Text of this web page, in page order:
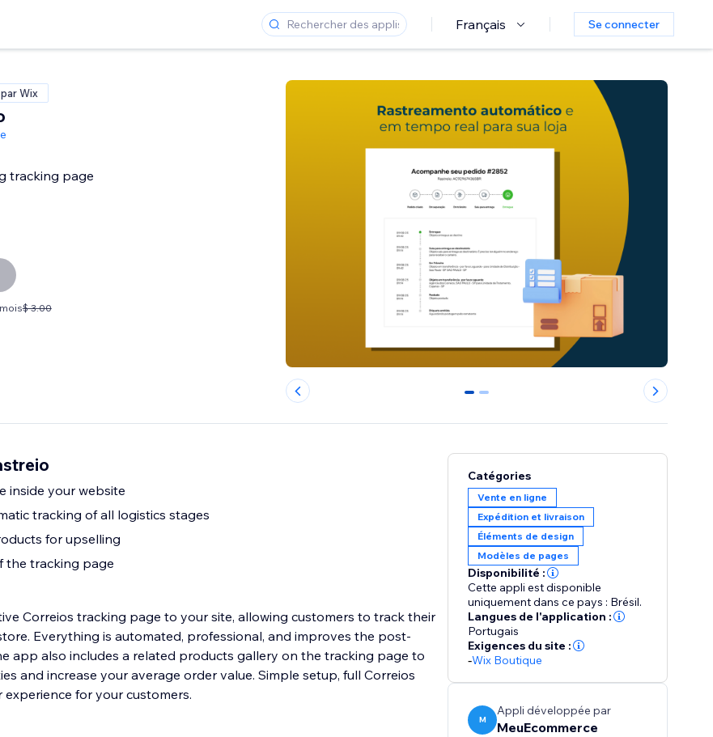
Français Se connecter
Wix
tracking page
$ 3.00
0 1
inside your website
tracking of all logistics stages
for upselling
the tracking page
Correios tracking page to your site, allowing customers to track their
Everything is automated, professional, and improves the post-
app also includes a related products gallery on the tracking page to
and increase your average order value. Simple setup, full Correios
for your customers.
Catégories
Vente en ligne
Expédition et livraison
Éléments de design
Modèles de pages
Disponibilité :
Cette appli est disponible
uniquement dans ce pays : Brésil.
Langues de l'application :
Portugais
Exigences du site :
-Wix Boutique
M
Appli développée par
MeuEcommerce